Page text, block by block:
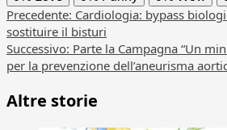
Navigazione
articolo
Precedente: Cardiologia: bypass
sostituire il bisturi
Successivo: Parte la Campagna “Un
per la prevenzione dell’aneurisma
Altre storie